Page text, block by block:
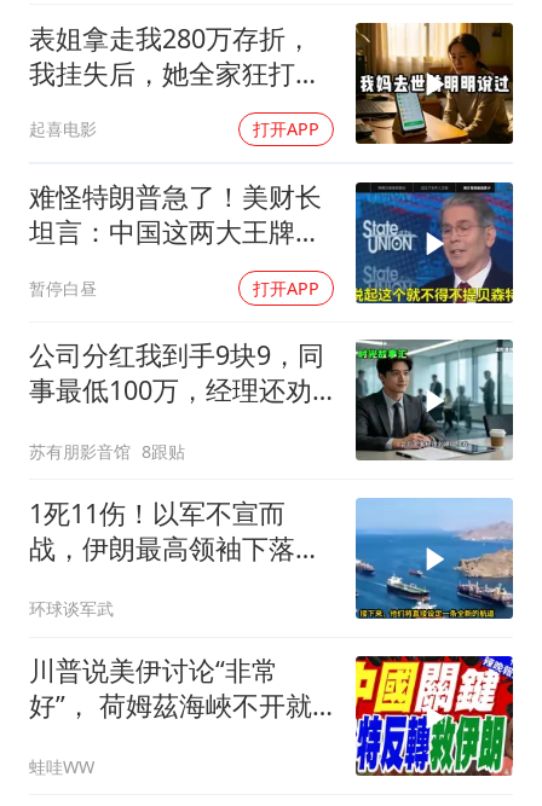
表姐拿走我280万存折，
我挂失后，她全家狂打
起喜电影 打开APP
难怪特朗普急了！美财长
坦言：中国这两大王牌，
暂停白昼 打开APP
公司分红我到手9块9，同
事最低100万，经理还劝
苏有朋影音馆 8跟贴
1死11伤！以军不宣而
战，伊朗最高领袖下落不
环球谈军武
川普说美伊讨论“非常
好”， 荷姆茲海峽不开就
谢寒冰｜辣晚报20260805
蛙哇WW